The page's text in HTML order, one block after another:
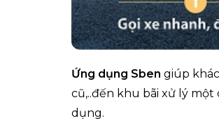
Ứng dụng Sben giúp
cũ,..đến khu bãi xử lý
dụng.